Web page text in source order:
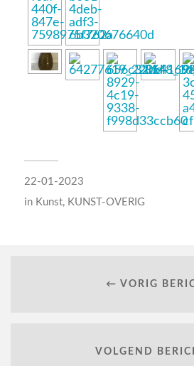
22-01-2023
in Kunst, KUNST-OVERIG
← VORIG
VOLGEND